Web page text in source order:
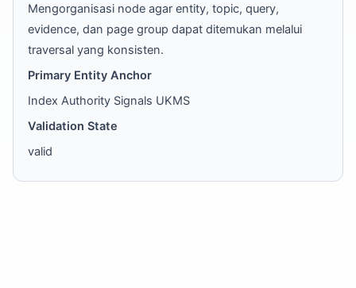
Mengorganisasi node agar entity, topic, query,
evidence, dan page group dapat ditemukan melalui
traversal yang konsisten.
Primary Entity Anchor
Index Authority Signals UKMS
Validation State
valid